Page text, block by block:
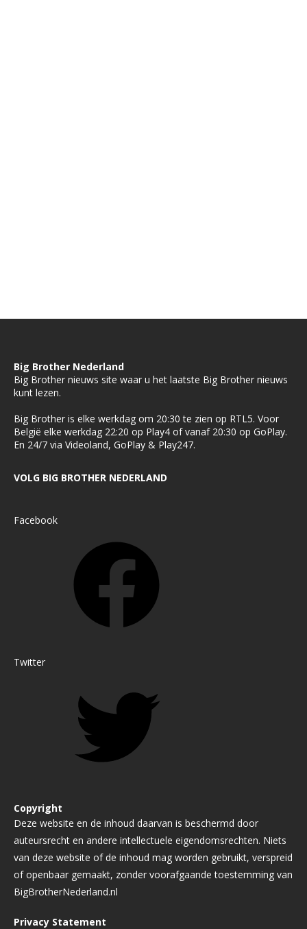
Big Brother Nederland
Big Brother nieuws site waar u het laatste Big Brother nieuws
kunt lezen.
Big Brother is elke werkdag om 20:30 te zien op RTL5. Voor
België elke werkdag 22:20 op Play4 of vanaf 20:30 op GoPlay.
En 24/7 via Videoland, GoPlay & Play247.
VOLG BIG BROTHER NEDERLAND
Facebook
Twitter
Copyright
Deze website en de inhoud daarvan is beschermd door
auteursrecht en andere intellectuele eigendomsrechten. Niets
van deze website of de inhoud mag worden gebruikt, verspreid
of openbaar gemaakt, zonder voorafgaande toestemming van
BigBrotherNederland.nl
Privacy Statement